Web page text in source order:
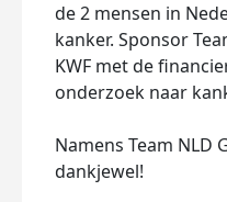
de 2 mensen in
kanker. Sponsor
KWF met de
onderzoek naar
Namens Team NLD
dankjewel!